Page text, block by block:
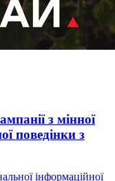
з мінної
поведінки з
інформаційної